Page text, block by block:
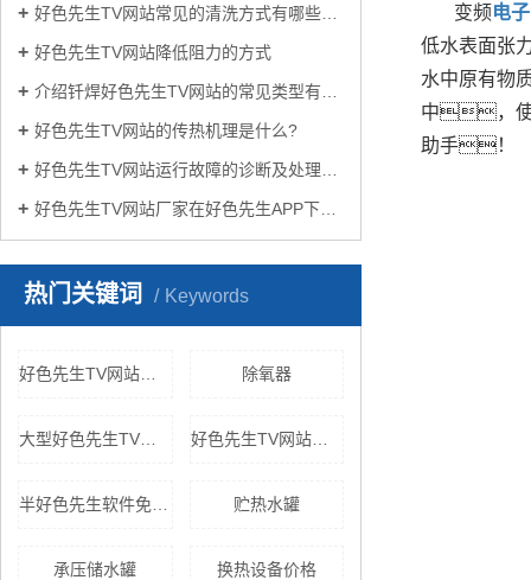
好色先生TV网站常见的清洗方式有哪些？
好色先生TV网站降低阻力的方式
介绍钎焊好色先生TV网站的常见类型有哪些
好色先生TV网站的传热机理是什么?
好色先生TV网站运行故障的诊断及处理方法
好色先生TV网站厂家在好色先生APP下载苹果手机安装生活中有哪些作用？
热门关键词 Keywords
除氧器
好色先生TV网站机组
贮热水罐
承压储水罐 换热设备价格
变频电
低水表面
水中原有
中，
助手！